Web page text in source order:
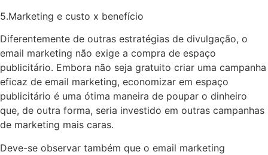
5.Marketing e custo x benefício
Diferentemente de outras estratégias de divulgação, o
email marketing não exige a compra de espaço
publicitário. Embora não seja gratuito criar uma campanha
eficaz de email marketing, economizar em espaço
publicitário é uma ótima maneira de poupar o dinheiro
que, de outra forma, seria investido em outras campanhas
de marketing mais caras.
Deve-se observar também que o email marketing